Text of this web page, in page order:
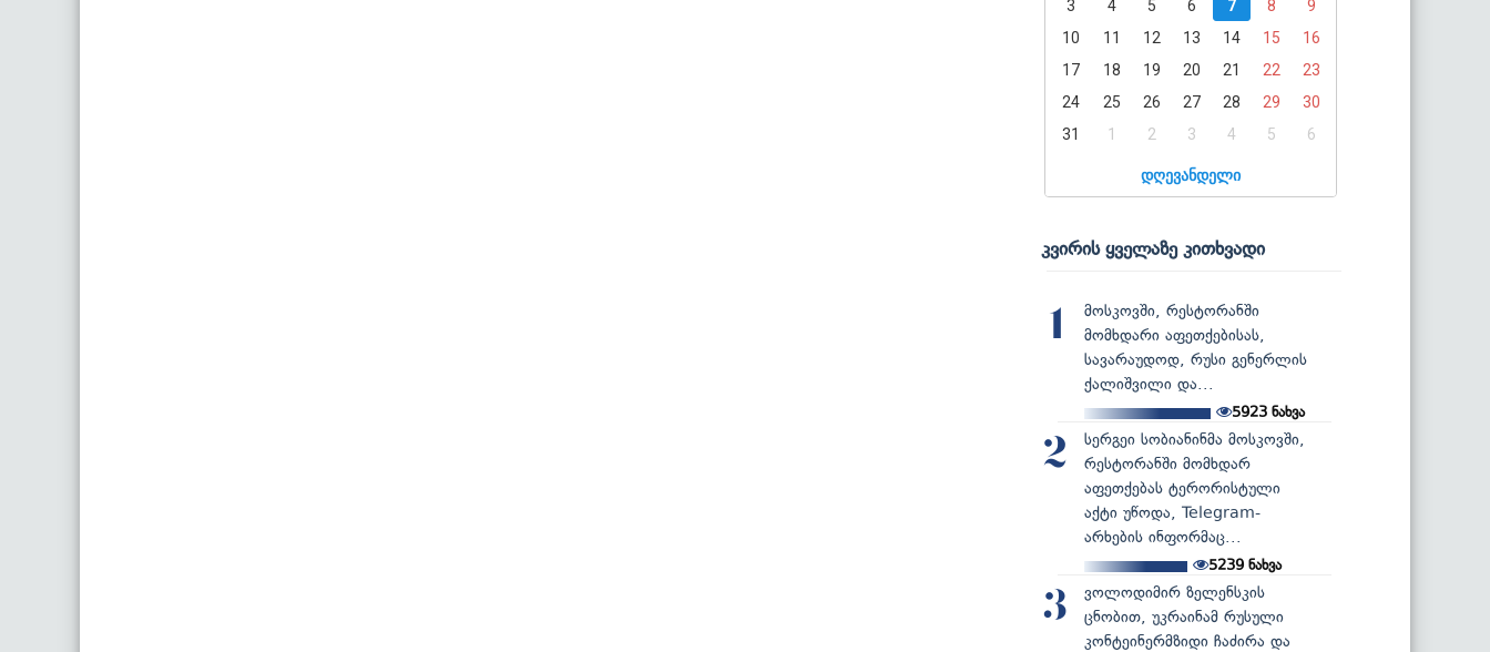
3
4 5 6 7 8
9
10
11 12 13 14 15
16
17
18 19 20 21 22
23
24
25 26 27 28 29
30
31
1 2 3 4 5 6
დღევანდელი
კვირის ყველაზე კითხვადი
1
მოსკოვში, რესტორანში
მომხდარი აფეთქებისას,
სავარაუდოდ, რუსი გენერლის
ქალიშვილი და...
5923 ნახვა
2
სერგეი სობიანინმა მოსკოვში,
რესტორანში მომხდარ
აფეთქებას ტერორისტული
აქტი უწოდა, Telegram-
არხების ინფორმაც...
5239 ნახვა
3
ვოლოდიმირ ზელენსკის
ცნობით, უკრაინამ რუსული
კონტეინერმზიდი ჩაძირა და